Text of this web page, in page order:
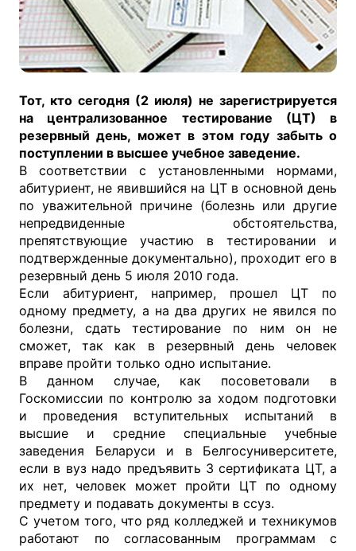
Тот, кто сегодня (2 июля) не зарегистрируется
на централизованное тестирование (ЦТ) в
резервный день, может в этом году забыть о
поступлении в высшее учебное заведение.
В соответствии с установленными нормами,
абитуриент, не явившийся на ЦТ в основной день
по уважительной причине (болезнь или другие
непредвиденные обстоятельства,
препятствующие участию в тестировании и
подтвержденные документально), проходит его в
резервный день 5 июля 2010 года.
Если абитуриент, например, прошел ЦТ по
одному предмету, а на два других не явился по
болезни, сдать тестирование по ним он не
сможет, так как в резервный день человек
вправе пройти только одно испытание.
В данном случае, как посоветовали в
Госкомиссии по контролю за ходом подготовки
и проведения вступительных испытаний в
высшие и средние специальные учебные
заведения Беларуси и в Белгосуниверситете,
если в вуз надо предъявить 3 сертификата ЦТ, а
их нет, человек может пройти ЦТ по одному
предмету и подавать документы в ссуз.
С учетом того, что ряд колледжей и техникумов
работают по согласованным программам с